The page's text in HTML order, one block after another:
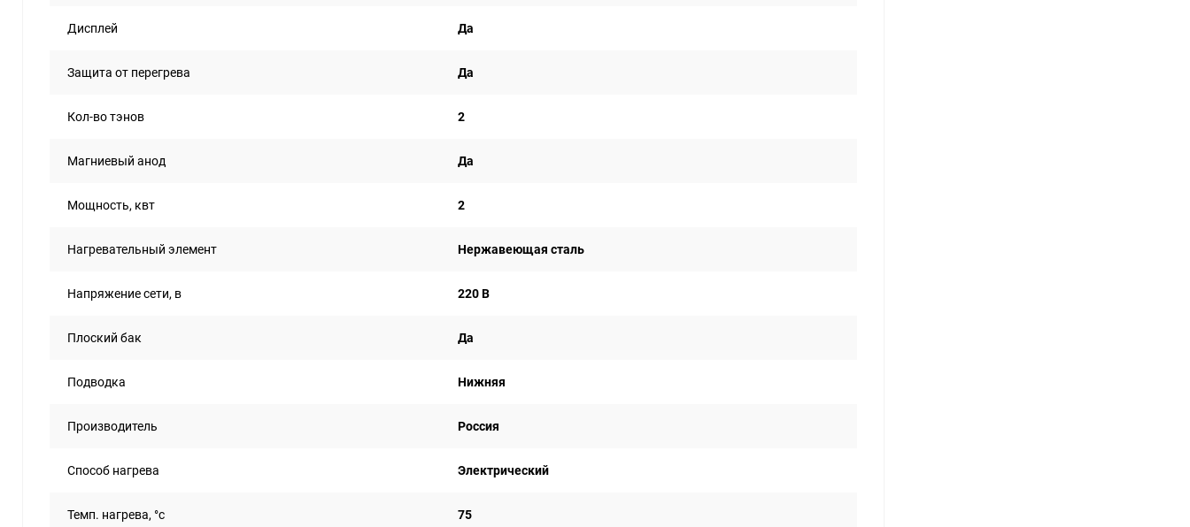
Дисплей Да
Защита от перегрева Да
Кол-во тэнов 2
Магниевый анод Да
Мощность, квт 2
Нагревательный элемент Нержавеющая сталь
Напряжение сети, в 220 В
Плоский бак Да
Подводка Нижняя
Производитель Россия
Способ нагрева Электрический
Темп. нагрева, °с 75